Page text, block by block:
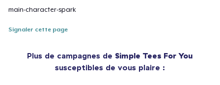
main-character-spark
Signaler cette page
Plus de campagnes de Simple Tees For You
susceptibles de vous plaire :